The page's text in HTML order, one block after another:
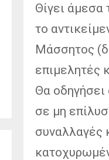
Θίγει άμεσα
το
Μάσσητος
επιμελητές
Θα
σε μη
συναλλαγές